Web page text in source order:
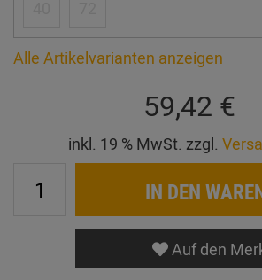
Alle Artikelvarianten anzeigen
59,42 €
inkl. 19 % MwSt. zzgl.
IN DEN
Auf den